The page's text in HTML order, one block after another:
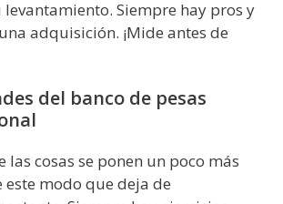
Siempre hay pros y
adquisición. ¡Mide antes de
del banco de pesas
las cosas se ponen un poco más
este modo que deja de